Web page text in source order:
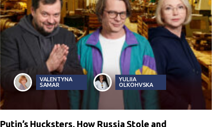
VALENTYNA
SAMAR
YULIIA
OLKOHVSKA
Putin’s Hucksters. How Russia Stole and